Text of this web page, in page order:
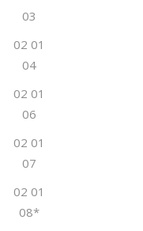
03
02 01
04
02 01
06
02 01
07
02 01
08*